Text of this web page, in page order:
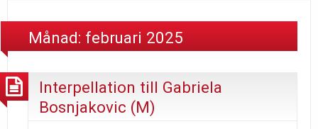
Månad: februari 2025
Interpellation till Gabriela
Bosnjakovic (M)